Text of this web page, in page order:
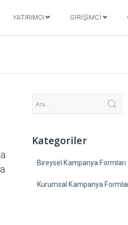
YATIRIMCI GIRIŞIMCI
Kategoriler
Bireysel Kampanya Formları
Kurumsal Kampanya